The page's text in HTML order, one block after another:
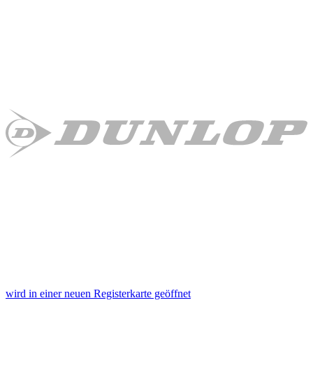
wird in einer neuen Registerkarte geöffnet